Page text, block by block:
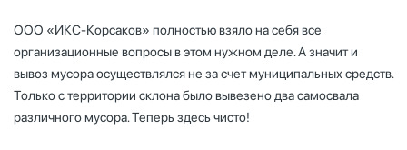
ООО «ИКС-Корсаков» полностью взяло на себя все
организационные вопросы в этом нужном деле. А значит и
вывоз мусора осуществлялся не за счет муниципальных средств.
Только с территории склона было вывезено два самосвала
различного мусора. Теперь здесь чисто!